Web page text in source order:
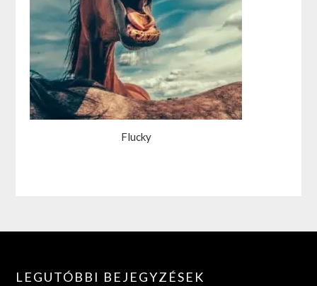
Flucky
LEGUTÓBBI BEJEGYZÉSEK